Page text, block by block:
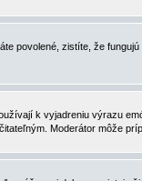
povolené, zistíte, že fungujú
k vyjadreniu výrazu
Moderátor môže